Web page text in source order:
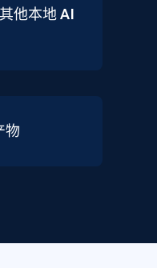
他本地 AI
物